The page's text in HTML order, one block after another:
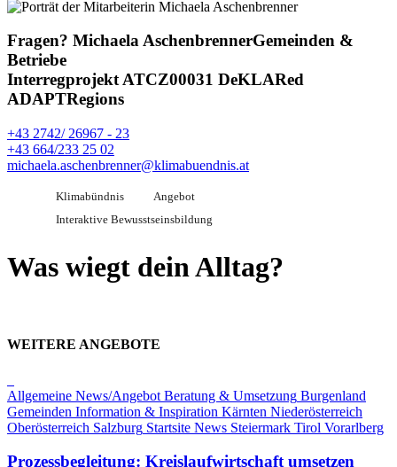
Fragen? Michaela AschenbrennerGemeinden &
Betriebe
Interregprojekt ATCZ00031 DeKLARed
ADAPTRegions
+43 2742/ 26967 - 23
+43 664/233 25 02
michaela.aschenbrenner@klimabuendnis.at
Klimabündnis
Angebot
Interaktive Bewusstseinsbildung
Was wiegt dein Alltag?
WEITERE ANGEBOTE
Allgemeine News/Angebot Beratung & Umsetzung Burgenland
Gemeinden Information & Inspiration Kärnten Niederösterreich
Oberösterreich Salzburg Startsite News Steiermark Tirol Vorarlberg
Prozessbegleitung: Kreislaufwirtschaft umsetzen